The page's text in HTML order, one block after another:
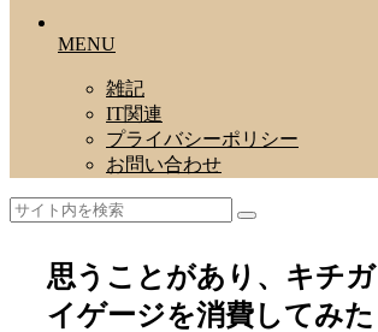
MENU
雑記
IT関連
プライバシーポリシー
お問い合わせ
思うことがあり、キチガ
イゲージを消費してみた